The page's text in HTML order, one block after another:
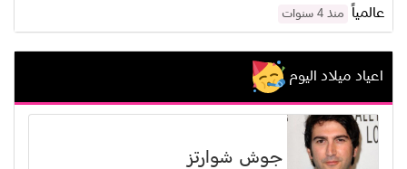
عالمياً
منذ 4 سنوات
اعياد ميلاد اليوم
جوش شوارتز